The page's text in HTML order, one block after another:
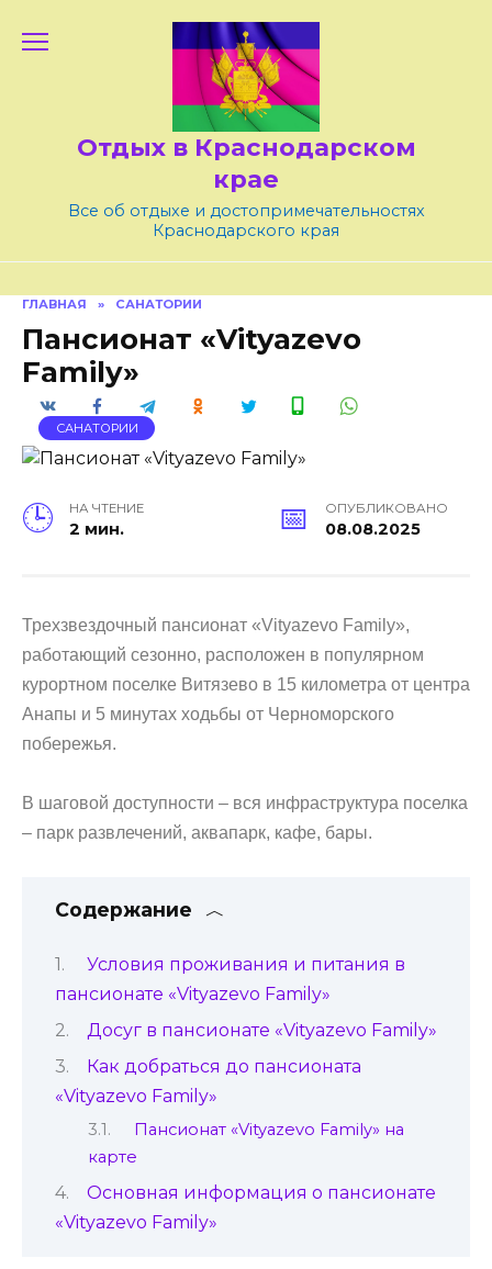
Отдых в Краснодарском
крае
Все об отдыхе и достопримечательностях
Краснодарского края
ГЛАВНАЯ » САНАТОРИИ
Пансионат «Vityazevo
Family»
САНАТОРИИ
НА ЧТЕНИЕ
2 мин.
ОПУБЛИКОВАНО
08.08.2025
Трехзвездочный пансионат «Vityazevo Family»,
работающий сезонно, расположен в популярном
курортном поселке Витязево в 15 километра от центра
Анапы и 5 минутах ходьбы от Черноморского
побережья.
В шаговой доступности – вся инфраструктура поселка
– парк развлечений, аквапарк, кафе, бары.
Содержание
Условия проживания и питания в
пансионате «Vityazevo Family»
Досуг в пансионате «Vityazevo Family»
Как добраться до пансионата
«Vityazevo Family»
Пансионат «Vityazevo Family» на
карте
Основная информация о пансионате
«Vityazevo Family»